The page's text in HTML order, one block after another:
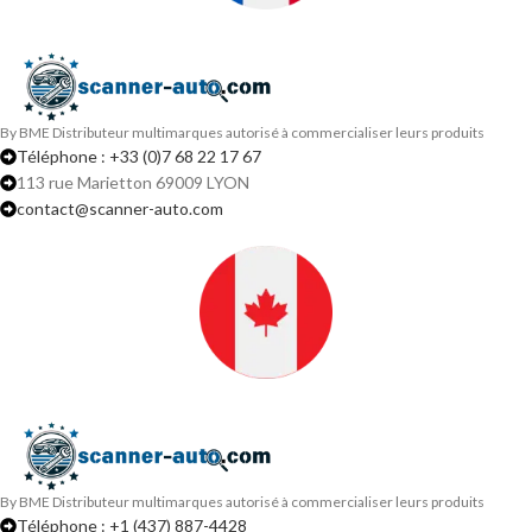
By BME Distributeur multimarques autorisé à commercialiser leurs produits
Téléphone : +33 (0)7 68 22 17 67
113 rue Marietton 69009 LYON
contact@scanner-auto.com
By BME Distributeur multimarques autorisé à commercialiser leurs produits
Téléphone : +1 (437) 887-4428